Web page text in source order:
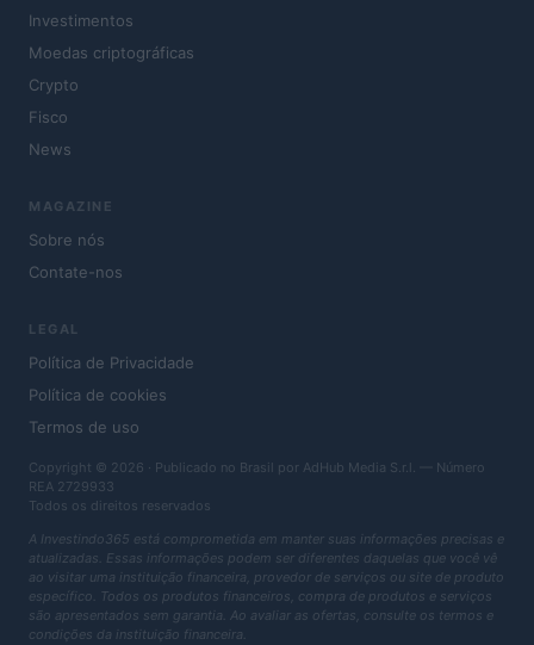
Investimentos
Moedas criptográficas
Crypto
Fisco
News
MAGAZINE
Sobre nós
Contate-nos
LEGAL
Política de Privacidade
Política de cookies
Termos de uso
Copyright © 2026 · Publicado no Brasil por AdHub Media S.r.l. — Número
REA 2729933
Todos os direitos reservados
A Investindo365 está comprometida em manter suas informações precisas e
atualizadas. Essas informações podem ser diferentes daquelas que você vê
ao visitar uma instituição financeira, provedor de serviços ou site de produto
específico. Todos os produtos financeiros, compra de produtos e serviços
são apresentados sem garantia. Ao avaliar as ofertas, consulte os termos e
condições da instituição financeira.